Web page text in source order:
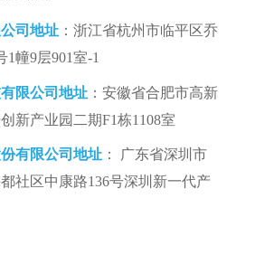
司地址 ：浙江省杭州市临平区乔
1幢9层901室-1
限公司地址 ：安徽省合肥市高新
新产业园二期F1栋1108室
有限公司地址 ： 广东省深圳市
社区中康路136号深圳新一代产